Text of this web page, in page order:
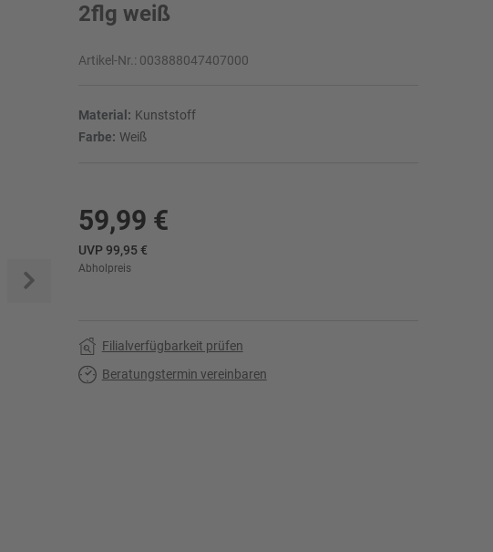
2flg weiß
Artikel-Nr.: 003888047407000
Material: Kunststoff
Farbe: Weiß
59,99 €
UVP 99,95 €
Abholpreis
Filialverfügbarkeit prüfen
Beratungstermin vereinbaren